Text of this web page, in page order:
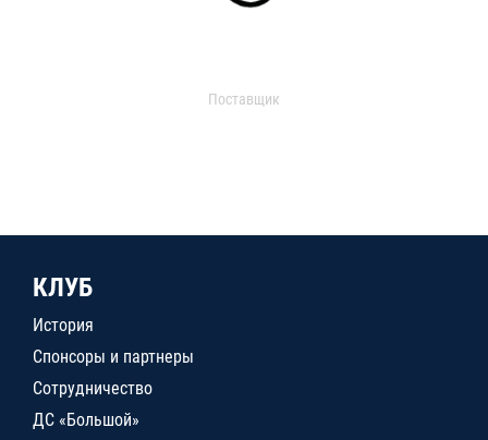
Поставщик
КЛУБ
История
Спонсоры и партнеры
Сотрудничество
ДС «Большой»